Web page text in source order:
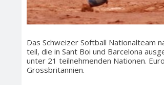
Das Schweizer Softball Nationalteam
teil, die in Sant Boi und Barcelona
unter 21 teilnehmenden Nationen.
Grossbritannien.